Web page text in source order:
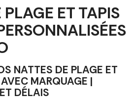
ET TAPIS
NATTES DE PLAGE ET
MARQUAGE |
DÉLAIS